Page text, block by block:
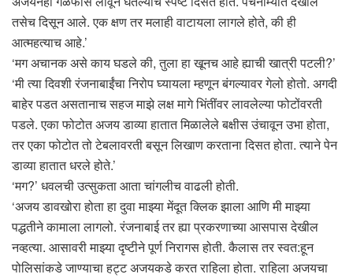
तसेच दिसून आले. एक क्षण तर मलाही वाटायला लागले होते, की ही
आत्महत्याच आहे.’
‘मग अचानक असे काय घडले की, तुला हा खूनच आहे ह्याची खात्री पटली?’
‘मी त्या दिवशी रंजनाबाईंचा निरोप घ्यायला म्हणून बंगल्यावर गेलो होतो. अगदी
बाहेर पडत असतानाच सहज माझे लक्ष मागे भिंतींवर लावलेल्या फोटोंवरती
पडले. एका फोटोत अजय डाव्या हातात मिळालेले बक्षीस उंचावून उभा होता,
तर एका फोटोत तो टेबलावरती बसून लिखाण करताना दिसत होता. त्याने पेन
डाव्या हातात धरले होते.’
‘मग?’ धवलची उत्सुकता आता चांगलीच वाढली होती.
‘अजय डावखोरा होता हा दुवा माझ्या मेंदूत क्लिक झाला आणि मी माझ्या
पद्धतीने कामाला लागलो. रंजनाबाई तर ह्या प्रकरणाच्या आसपास देखील
नव्हत्या. आसावरी माझ्या दृष्टीने पूर्ण निरागस होती. कैलास तर स्वत:हून
पोलिसांकडे जाण्याचा हट्ट अजयकडे करत राहिला होता. राहिला अजयचा